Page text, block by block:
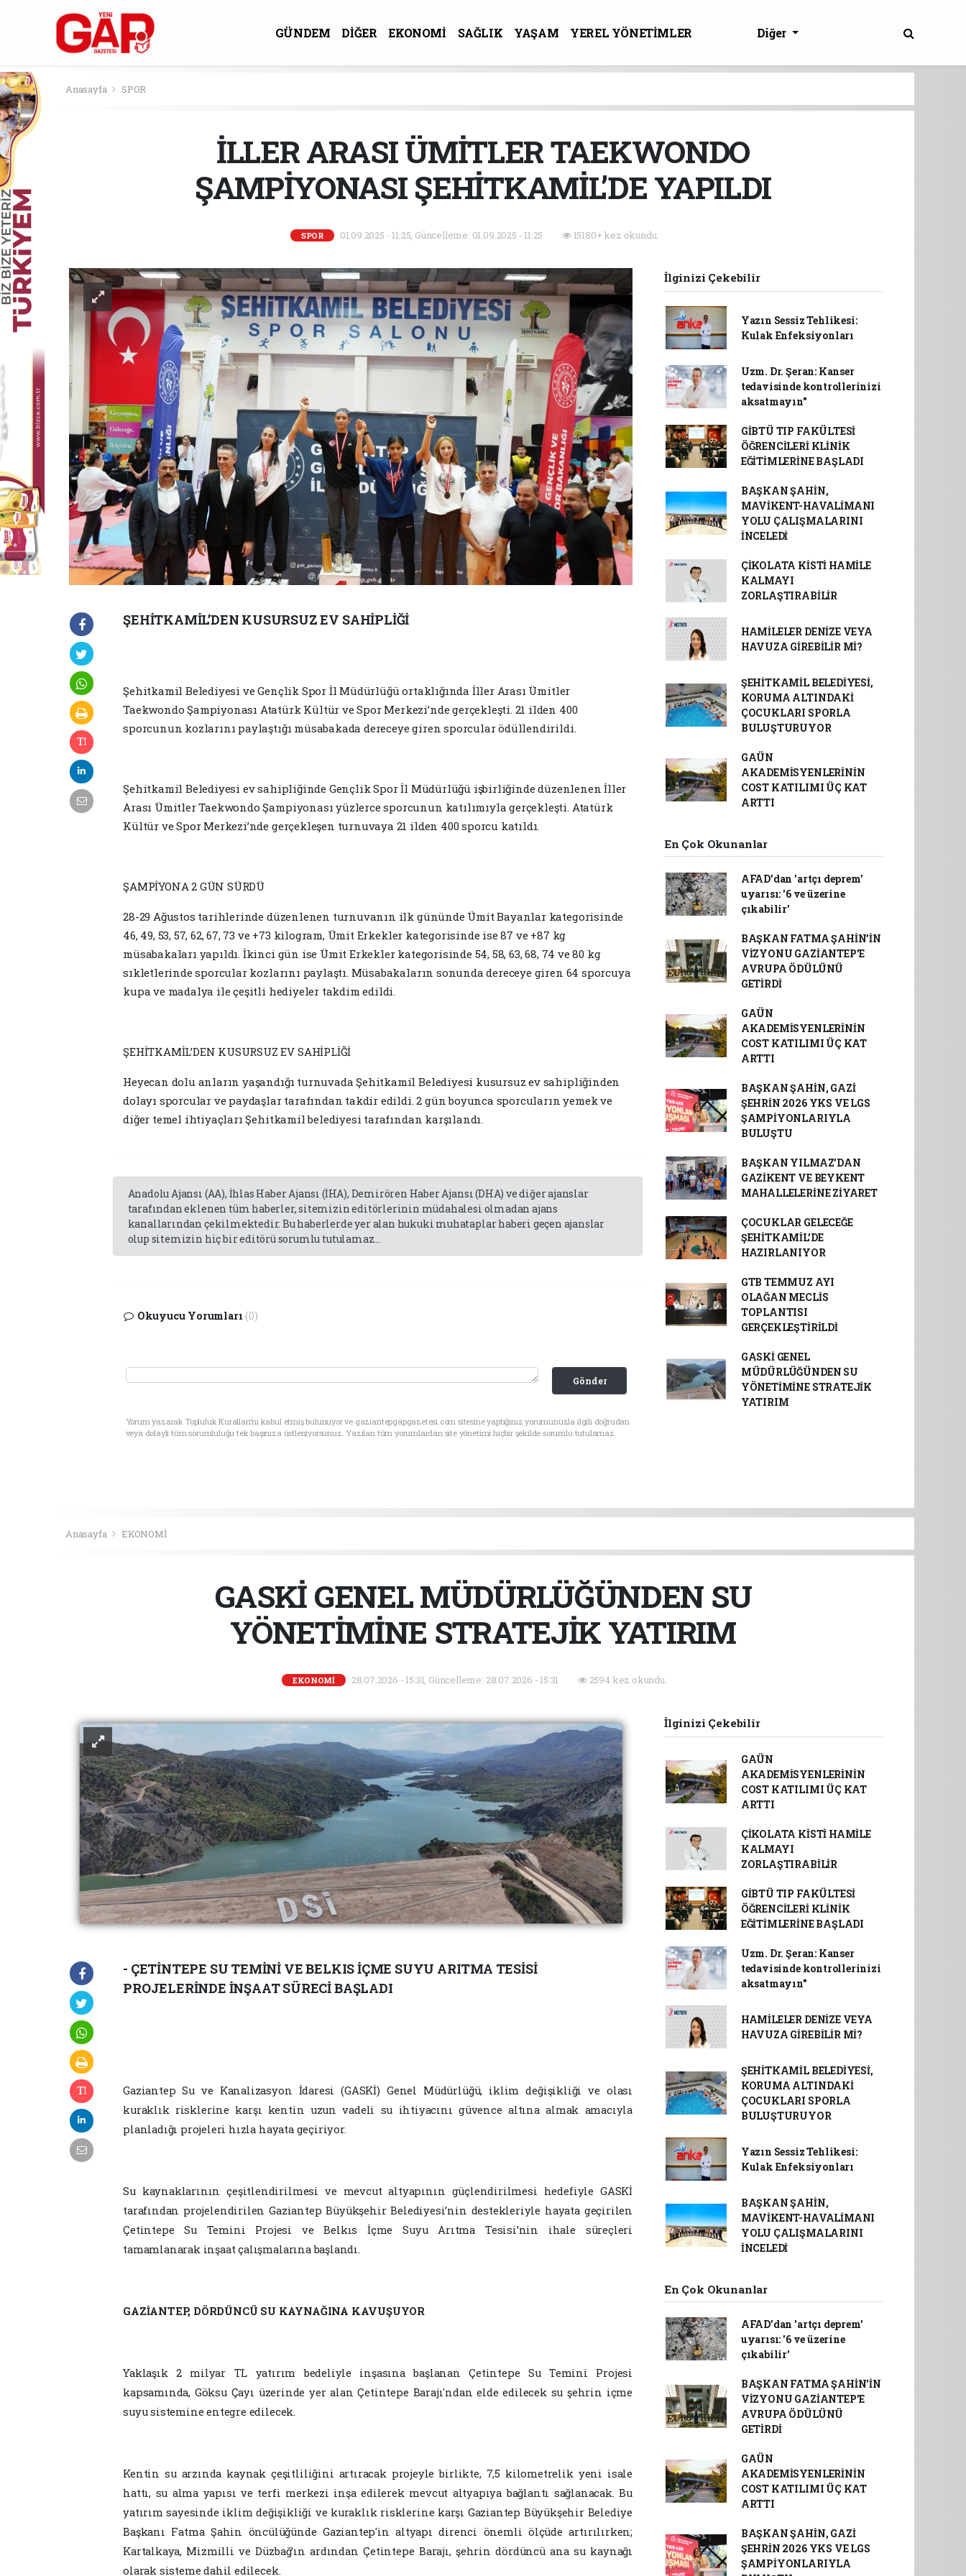
GÜNDEM DİĞER EKONOMİ SAĞLIK YAŞAM
YEREL YÖNETİMLER
Diğer
Anasayfa SPOR
İLLER ARASI ÜMİTLER TAEKWONDO
ŞAMPİYONASI ŞEHİTKAMİL’DE YAPILDI
SPOR 01.09.2025 - 11:25, Güncelleme: 01.09.2025 - 11:25 15180+ kez okundu.
ŞEHİTKAMİL’DEN KUSURSUZ EV SAHİPLİĞİ
Şehitkamil Belediyesi ve Gençlik Spor İl Müdürlüğü ortaklığında İller Arası Ümitler
Taekwondo Şampiyonası Atatürk Kültür ve Spor Merkezi’nde gerçekleşti. 21 ilden 400
sporcunun kozlarını paylaştığı müsabakada dereceye giren sporcular ödüllendirildi.
Şehitkamil Belediyesi ev sahipliğinde Gençlik Spor İl Müdürlüğü işbirliğinde düzenlenen İller
Arası Ümitler Taekwondo Şampiyonası yüzlerce sporcunun katılımıyla gerçekleşti. Atatürk
Kültür ve Spor Merkezi’nde gerçekleşen turnuvaya 21 ilden 400 sporcu katıldı.
ŞAMPİYONA 2 GÜN SÜRDÜ
28-29 Ağustos tarihlerinde düzenlenen turnuvanın ilk gününde Ümit Bayanlar kategorisinde
46, 49, 53, 57, 62, 67, 73 ve +73 kilogram, Ümit Erkekler kategorisinde ise 87 ve +87 kg
müsabakaları yapıldı. İkinci gün ise Ümit Erkekler kategorisinde 54, 58, 63, 68, 74 ve 80 kg
sıkletlerinde sporcular kozlarını paylaştı. Müsabakaların sonunda dereceye giren 64 sporcuya
kupa ve madalya ile çeşitli hediyeler takdim edildi.
ŞEHİTKAMİL’DEN KUSURSUZ EV SAHİPLİĞİ
Heyecan dolu anların yaşandığı turnuvada Şehitkamil Belediyesi kusursuz ev sahipliğinden
dolayı sporcular ve paydaşlar tarafından takdir edildi. 2 gün boyunca sporcuların yemek ve
diğer temel ihtiyaçları Şehitkamil belediyesi tarafından karşılandı.
Anadolu Ajansı (AA), İhlas Haber Ajansı (İHA), Demirören Haber Ajansı (DHA) ve diğer ajanslar
tarafından eklenen tüm haberler, sitemizin editörlerinin müdahalesi olmadan ajans
kanallarından çekilmektedir. Bu haberlerde yer alan hukuki muhataplar haberi geçen ajanslar
olup sitemizin hiç bir editörü sorumlu tutulamaz...
Okuyucu Yorumları (0)
Gönder
Yorum yazarak Topluluk Kuralları’nı kabul etmiş bulunuyor ve gaziantepgapgazetesi.com sitesine yaptığınız yorumunuzla ilgili doğrudan
veya dolaylı tüm sorumluluğu tek başınıza üstleniyorsunuz. Yazılan tüm yorumlardan site yönetimi hiçbir şekilde sorumlu tutulamaz.
İlginizi Çekebilir
Yazın Sessiz Tehlikesi:
Kulak Enfeksiyonları
Uzm. Dr. Şeran: Kanser
tedavisinde kontrollerinizi
aksatmayın"
GİBTÜ TIP FAKÜLTESİ
ÖĞRENCİLERİ KLİNİK
EĞİTİMLERİNE BAŞLADI
BAŞKAN ŞAHİN,
MAVİKENT-HAVALİMANI
YOLU ÇALIŞMALARINI
İNCELEDİ
ÇİKOLATA KİSTİ HAMİLE
KALMAYI
ZORLAŞTIRABİLİR
HAMİLELER DENİZE VEYA
HAVUZA GİREBİLİR Mİ?
ŞEHİTKAMİL BELEDİYESİ,
KORUMA ALTINDAKİ
ÇOCUKLARI SPORLA
BULUŞTURUYOR
GAÜN
AKADEMİSYENLERİNİN
COST KATILIMI ÜÇ KAT
ARTTI
En Çok Okunanlar
AFAD’dan 'artçı deprem'
uyarısı: '6 ve üzerine
çıkabilir'
BAŞKAN FATMA ŞAHİN’İN
VİZYONU GAZİANTEP’E
AVRUPA ÖDÜLÜNÜ
GETİRDİ
GAÜN
AKADEMİSYENLERİNİN
COST KATILIMI ÜÇ KAT
ARTTI
BAŞKAN ŞAHİN, GAZİ
ŞEHRİN 2026 YKS VE LGS
ŞAMPİYONLARIYLA
BULUŞTU
BAŞKAN YILMAZ’DAN
GAZİKENT VE BEYKENT
MAHALLELERİNE ZİYARET
ÇOCUKLAR GELECEĞE
ŞEHİTKAMİL’DE
HAZIRLANIYOR
GTB TEMMUZ AYI
OLAĞAN MECLİS
TOPLANTISI
GERÇEKLEŞTİRİLDİ
GASKİ GENEL
MÜDÜRLÜĞÜNDEN SU
YÖNETİMİNE STRATEJİK
YATIRIM
Anasayfa EKONOMİ
GASKİ GENEL MÜDÜRLÜĞÜNDEN SU
YÖNETİMİNE STRATEJİK YATIRIM
EKONOMİ 28.07.2026 - 15:31, Güncelleme: 28.07.2026 - 15:31 2594 kez okundu.
- ÇETİNTEPE SU TEMİNİ VE BELKIS İÇME SUYU ARITMA TESİSİ
PROJELERİNDE İNŞAAT SÜRECİ BAŞLADI
Gaziantep Su ve Kanalizasyon İdaresi (GASKİ) Genel Müdürlüğü, iklim değişikliği ve olası
kuraklık risklerine karşı kentin uzun vadeli su ihtiyacını güvence altına almak amacıyla
planladığı projeleri hızla hayata geçiriyor.
Su kaynaklarının çeşitlendirilmesi ve mevcut altyapının güçlendirilmesi hedefiyle GASKİ
tarafından projelendirilen Gaziantep Büyükşehir Belediyesi’nin destekleriyle hayata geçirilen
Çetintepe Su Temini Projesi ve Belkıs İçme Suyu Arıtma Tesisi’nin ihale süreçleri
tamamlanarak inşaat çalışmalarına başlandı.
GAZİANTEP, DÖRDÜNCÜ SU KAYNAĞINA KAVUŞUYOR
Yaklaşık 2 milyar TL yatırım bedeliyle inşasına başlanan Çetintepe Su Temini Projesi
kapsamında, Göksu Çayı üzerinde yer alan Çetintepe Barajı'ndan elde edilecek su şehrin içme
suyu sistemine entegre edilecek.
Kentin su arzında kaynak çeşitliliğini artıracak projeyle birlikte, 7,5 kilometrelik yeni isale
hattı, su alma yapısı ve terfi merkezi inşa edilerek mevcut altyapıya bağlantı sağlanacak. Bu
yatırım sayesinde iklim değişikliği ve kuraklık risklerine karşı Gaziantep Büyükşehir Belediye
Başkanı Fatma Şahin öncülüğünde Gaziantep'in altyapı direnci önemli ölçüde artırılırken;
Kartalkaya, Mizmilli ve Düzbağ’ın ardından Çetintepe Barajı, şehrin dördüncü ana su kaynağı
olarak sisteme dahil edilecek.
İlginizi Çekebilir
GAÜN
AKADEMİSYENLERİNİN
COST KATILIMI ÜÇ KAT
ARTTI
ÇİKOLATA KİSTİ HAMİLE
KALMAYI
ZORLAŞTIRABİLİR
GİBTÜ TIP FAKÜLTESİ
ÖĞRENCİLERİ KLİNİK
EĞİTİMLERİNE BAŞLADI
Uzm. Dr. Şeran: Kanser
tedavisinde kontrollerinizi
aksatmayın"
HAMİLELER DENİZE VEYA
HAVUZA GİREBİLİR Mİ?
ŞEHİTKAMİL BELEDİYESİ,
KORUMA ALTINDAKİ
ÇOCUKLARI SPORLA
BULUŞTURUYOR
Yazın Sessiz Tehlikesi:
Kulak Enfeksiyonları
BAŞKAN ŞAHİN,
MAVİKENT-HAVALİMANI
YOLU ÇALIŞMALARINI
İNCELEDİ
En Çok Okunanlar
AFAD’dan 'artçı deprem'
uyarısı: '6 ve üzerine
çıkabilir'
BAŞKAN FATMA ŞAHİN’İN
VİZYONU GAZİANTEP’E
AVRUPA ÖDÜLÜNÜ
GETİRDİ
GAÜN
AKADEMİSYENLERİNİN
COST KATILIMI ÜÇ KAT
ARTTI
BAŞKAN ŞAHİN, GAZİ
ŞEHRİN 2026 YKS VE LGS
ŞAMPİYONLARIYLA